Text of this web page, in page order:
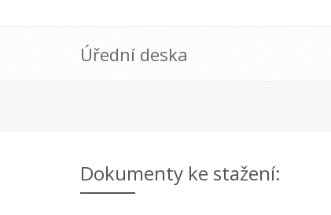
Úřední deska
Dokumenty ke stažení: